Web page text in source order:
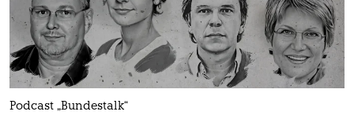
Podcast „Bundestalk“